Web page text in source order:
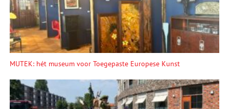
MUTEK: hét museum voor Toegepaste Europese Kunst